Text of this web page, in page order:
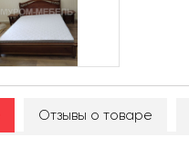
Отзывы о товаре